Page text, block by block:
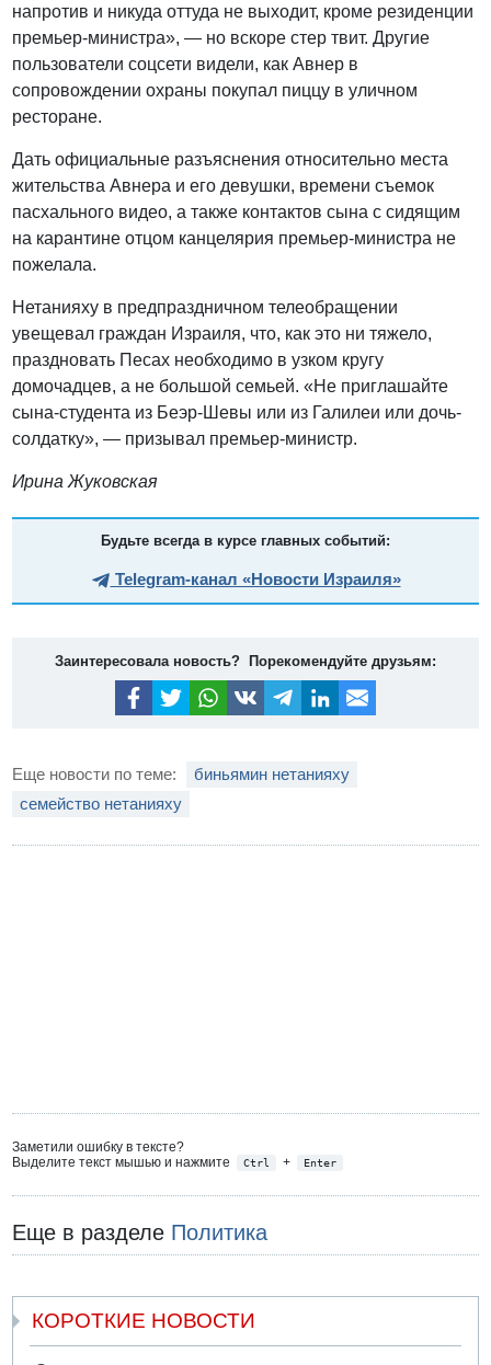
напротив и никуда оттуда не выходит, кроме резиденции
премьер-министра», — но вскоре стер твит. Другие
пользователи соцсети видели, как Авнер в
сопровождении охраны покупал пиццу в уличном
ресторане.
Дать официальные разъяснения относительно места
жительства Авнера и его девушки, времени съемок
пасхального видео, а также контактов сына с сидящим
на карантине отцом канцелярия премьер-министра не
пожелала.
Нетанияху в предпраздничном телеобращении
увещевал граждан Израиля, что, как это ни тяжело,
праздновать Песах необходимо в узком кругу
домочадцев, а не большой семьей. «Не приглашайте
сына-студента из Беэр-Шевы или из Галилеи или дочь-
солдатку», — призывал премьер-министр.
Ирина Жуковская
Будьте всегда в курсе главных событий:
Telegram-канал «Новости Израиля»
Заинтересовала новость? Порекомендуйте друзьям:
Еще новости по теме:
биньямин нетанияху
семейство нетанияху
Заметили ошибку в тексте?
Выделите текст мышью и нажмите
Ctrl + Enter
Еще в разделе Политика
КОРОТКИЕ НОВОСТИ